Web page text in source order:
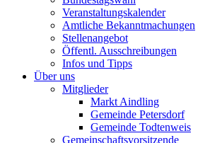
Veranstaltungskalender
Amtliche Bekanntmachungen
Stellenangebot
Öffentl. Ausschreibungen
Infos und Tipps
Über uns
Mitglieder
Markt Aindling
Gemeinde Petersdorf
Gemeinde Todtenweis
Gemeinschaftsvorsitzende